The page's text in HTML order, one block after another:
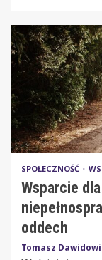
SPOŁECZNOŚĆ
Wsparcie
oddech
Tomasz